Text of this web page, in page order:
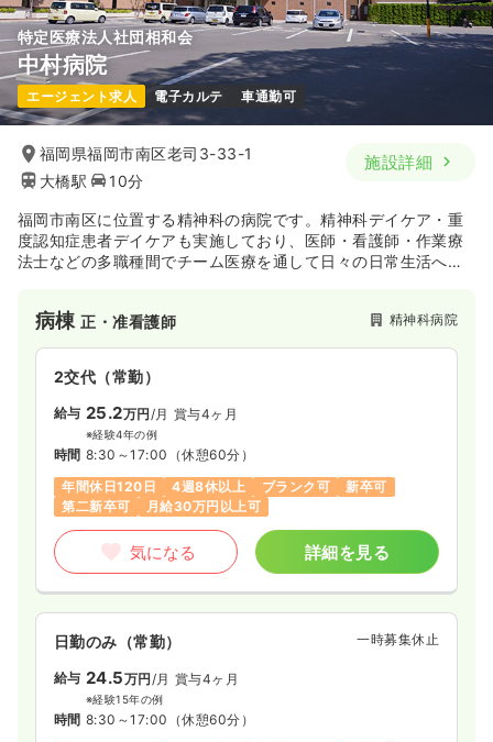
特定医療法人社団相和会
中村病院
エージェント求人 電子カルテ 車通勤可
福岡県福岡市南区老司3-33-1
大橋駅
10分
施設詳細
福岡市南区に位置する精神科の病院です。精神科デイケア・重
度認知症患者デイケアも実施しており、医師・看護師・作業療
法士などの多職種間でチーム医療を通して日々の日常生活への
病棟正・准看護師 精神科病院
2交代（常勤）
給与 25.2万円 /月 賞与4ヶ月
※経験4年の例
時間 8:30～17:00 （休憩60分）
年間休日120日
4週8休以上 ブランク可
新卒可
第二新卒可
月給30万円以上可
気になる 詳細を見る
日勤のみ（常勤） 一時募集休止
給与 24.5万円/月 賞与4ヶ月
※経験15年の例
時間 8:30～17:00 （休憩60分）